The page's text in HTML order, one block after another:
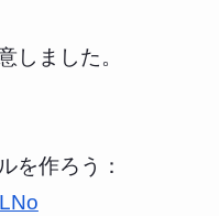
しました。
を作ろう：